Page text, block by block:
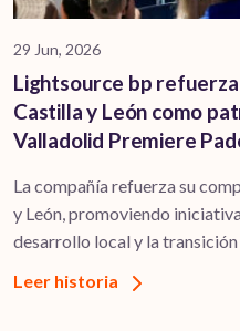
29 Jun, 2026
Lightsource bp
Castilla y León como
Valladolid Premiere
La compañía refuerza su
y León, promoviendo
desarrollo local y la
Leer historia